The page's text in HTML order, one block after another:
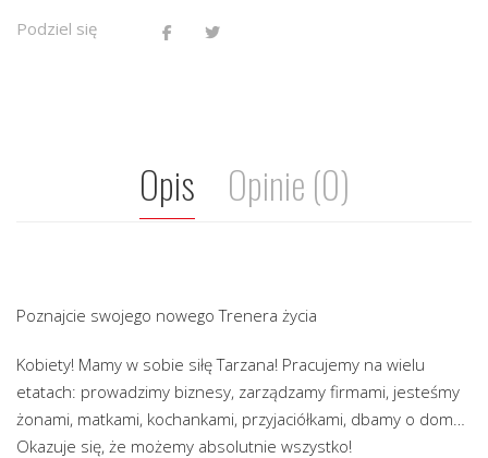
Podziel się
Opis Opinie (0)
Poznajcie swojego nowego Trenera życia
Kobiety! Mamy w sobie siłę Tarzana! Pracujemy na wielu
etatach: prowadzimy biznesy, zarządzamy firmami, jesteśmy
żonami, matkami, kochankami, przyjaciółkami, dbamy o dom…
Okazuje się, że możemy absolutnie wszystko!